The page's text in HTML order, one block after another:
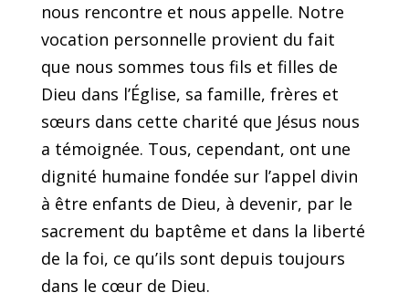
nous rencontre et nous appelle. Notre
vocation personnelle provient du fait
que nous sommes tous fils et filles de
Dieu dans l’Église, sa famille, frères et
sœurs dans cette charité que Jésus nous
a témoignée. Tous, cependant, ont une
dignité humaine fondée sur l’appel divin
à être enfants de Dieu, à devenir, par le
sacrement du baptême et dans la liberté
de la foi, ce qu’ils sont depuis toujours
dans le cœur de Dieu.